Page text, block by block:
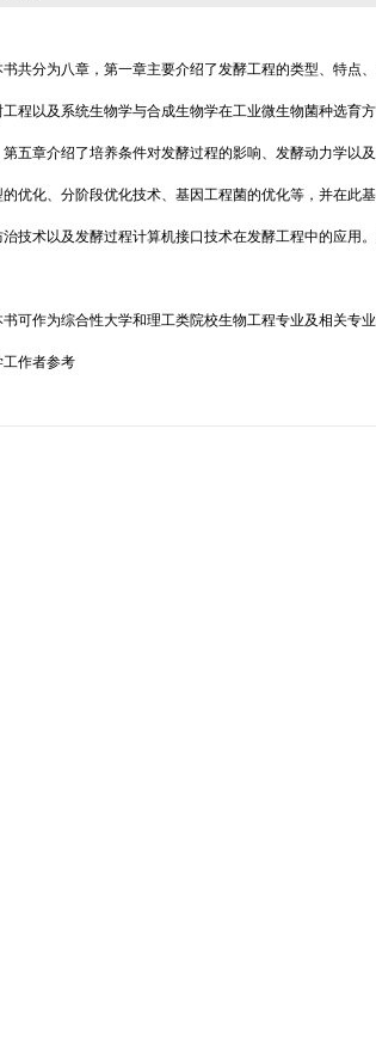
分为八章，第一章主要介绍了发酵工程的类型、特点、
工程以及系统生物学与合成生物学在工业微生物菌种选育
第五章介绍了培养条件对发酵过程的影响、发酵动力学以
的优化、分阶段优化技术、基因工程菌的优化等，并在此
治技术以及发酵过程计算机接口技术在发酵工程中的应用
作为综合性大学和理工类院校生物工程专业及相关专业
工作者参考